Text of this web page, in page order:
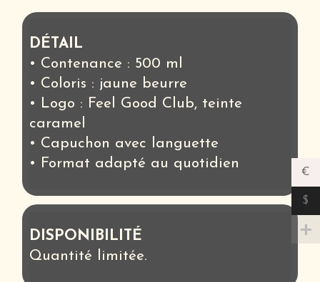
DÉTAIL
• Contenance : 500 ml
• Coloris : jaune beurre
• Logo : Feel Good Club, teinte
caramel
• Capuchon avec languette
• Format adapté au quotidien
DISPONIBILITÉ
Quantité limitée.
€
$